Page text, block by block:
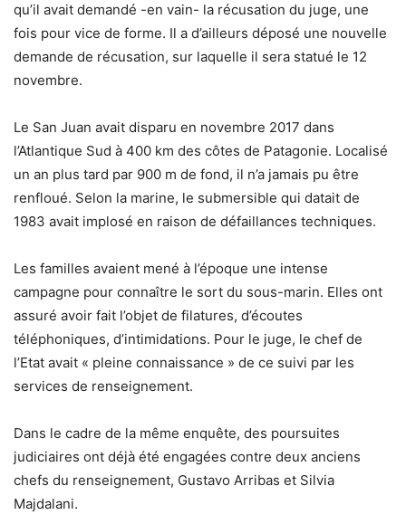
qu’il avait demandé -en vain- la récusation du juge, une
fois pour vice de forme. Il a d’ailleurs déposé une nouvelle
demande de récusation, sur laquelle il sera statué le 12
novembre.
Le San Juan avait disparu en novembre 2017 dans
l’Atlantique Sud à 400 km des côtes de Patagonie. Localisé
un an plus tard par 900 m de fond, il n’a jamais pu être
renfloué. Selon la marine, le submersible qui datait de
1983 avait implosé en raison de défaillances techniques.
Les familles avaient mené à l’époque une intense
campagne pour connaître le sort du sous-marin. Elles ont
assuré avoir fait l’objet de filatures, d’écoutes
téléphoniques, d’intimidations. Pour le juge, le chef de
l’Etat avait « pleine connaissance » de ce suivi par les
services de renseignement.
Dans le cadre de la même enquête, des poursuites
judiciaires ont déjà été engagées contre deux anciens
chefs du renseignement, Gustavo Arribas et Silvia
Majdalani.